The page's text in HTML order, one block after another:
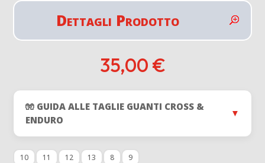
Dettagli Prodotto
35,00 €
🧤 GUIDA ALLE TAGLIE GUANTI CROSS &
ENDURO
▼
10 11 12 13 8 9